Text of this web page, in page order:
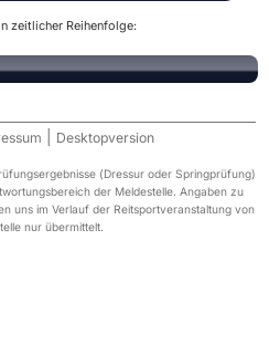
zeitlicher Reihenfolge:
Desktopversion
(Dressur oder Springprüfung)
der Meldestelle. Angaben zu
uns im Verlauf der Reitsportveranstaltung von
nur übermittelt.